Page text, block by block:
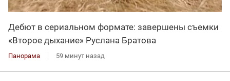
Дебют в сериальном формате: завершены съемки
«Второе дыхание» Руслана Братова
Панорама 59 минут назад